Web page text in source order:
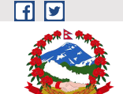
Skip to main content